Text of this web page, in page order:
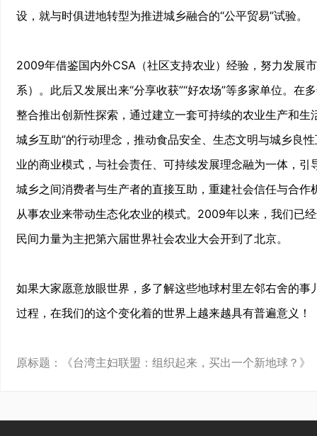
设，就与时俱进地转型为推进城乡融合的“公平贸易”试验。
2009年借鉴国内外CSA（社区支持农业）经验，努力发展
系）。此后又发展出来“分享收获”“好农场”等多家单位。
整合推出创新性探索，通过建立一套可持续的农业生产和
城乡互助”的行动理念，推动食品安全、生态文明与城乡良
业的商业模式，与社会责任、可持续发展理念融为一体，
城乡之间消费者与生产者的直接互助，重建社会信任与合
从事农业来带动生态化农业的模式。2009年以来，我们已
民间力量为主把第六届世界社会农业大会开到了北京。
如果大家愿意放眼世界，多了解这些地球村里左邻右舍的
过程，在我们的这个变化着的世界上越来越具有普遍意义！
原标题：《台湾主妇联盟：组织起来，买出一个新地球？》